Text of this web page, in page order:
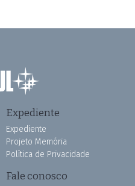
Expediente
Expediente
Projeto Memória
Política de Privacidade
Fale conosco